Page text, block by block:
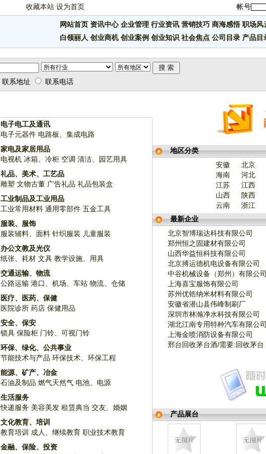
收藏本站 设为首页 帐号
网站首页 资讯中心 企业管理 行业资讯 营销技巧 商海感悟 职场风
白领丽人 创业商机 创业案例 创业知识 社会焦点 公司目录 产品目
联系地址 联系电话
电子电工及通讯
电子元器件 电路板、集成电路
家电及家居用品
电视机 冰箱、冷柜 空调 清洁、园艺用具
礼品、美术、工艺品
雕塑 文物古董 广告礼品 礼品包装盒
工业制品及工业用品
工业常用材料 通用零部件 五金工具
服装、服饰
服装辅料、面料 针织服装 儿童服装
办公文教及光仪
纸张、耗材 文具 教学设施、用具
交通运输、物流
公路运输 港口、机场、车站 物流、仓储
医疗、医药、保健
医院诊所 药店 保健用品
安全、保安
锁具 保险柜 门铃、可视门铃
环保、绿化、公共事业
节能技术与产品 环保技术、环保工程
能源、矿产、冶金
石油及制品 燃气天然气 电池、电源
生活服务
快递服务 美容美发 租赁典当 交友、婚姻
文化教育、培训
教育培训 成人、继续教育 职业技术教育
金融、保险、投资
地区分类
安徽
北京
海南
河北
江苏
江西
山西
陕西
云南
浙江
最新企业
北京智博瑞达科技有限公司
郑州恒之固建材有限公司
山西华益恒科技有限公司
北京搏运德机电设备有限公司
中谷机械设备（郑州）有限公
上海喜宝服饰有限公司
苏州优锆纳米材料有限公司
安徽省潜山县伟峰制刷厂
深圳市林瀚净水科技有限公司
湖北江南专用特种汽车有限公
上海金喷消防设备有限公司
邢台回收茅台酒/需要:回收茅台
产品展台